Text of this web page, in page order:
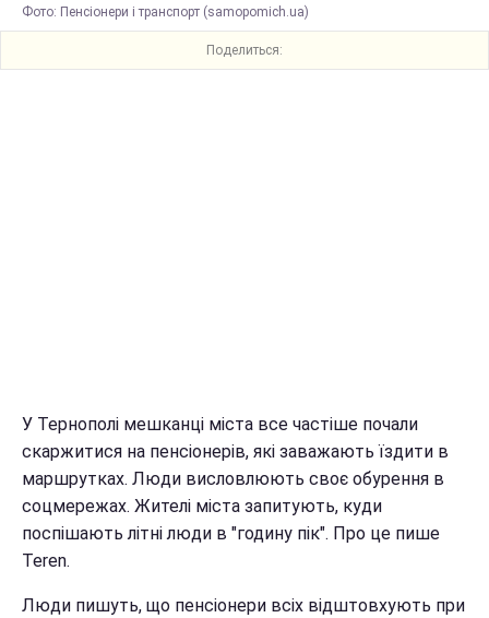
Фото: Пенсіонери і транспорт (samopomich.ua)
Поделиться:
У Тернополі мешканці міста все частіше почали
скаржитися на пенсіонерів, які заважають їздити в
маршрутках. Люди висловлюють своє обурення в
соцмережах. Жителі міста запитують, куди
поспішають літні люди в "годину пік". Про це пише
Teren.
Люди пишуть, що пенсіонери всіх відштовхують при